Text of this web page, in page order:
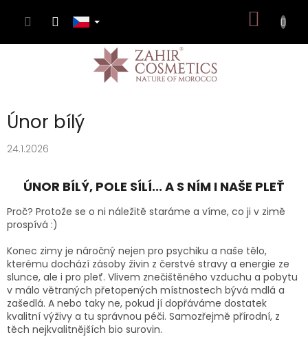
KOŠÍK
Únor bílý
24.1.2026
ÚNOR BÍLÝ, POLE SÍLÍ... A S NÍM I NAŠE PLEŤ
Proč? Protože se o ni náležitě staráme a víme, co ji v zimě
prospívá :)
Konec zimy je náročný nejen pro psychiku a naše tělo,
kterému dochází zásoby živin z čerstvé stravy a energie ze
slunce, ale i pro pleť. Vlivem znečištěného vzduchu a pobytu
v málo větraných přetopených místnostech bývá mdlá a
zašedlá. A nebo taky ne, pokud jí dopřáváme dostatek
kvalitní výživy a tu správnou péči. Samozřejmě přírodní, z
těch nejkvalitnějších bio surovin.